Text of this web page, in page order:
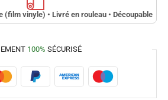
(film vinyle) • Livré en rouleau • Découpable
100% SÉCURISÉ